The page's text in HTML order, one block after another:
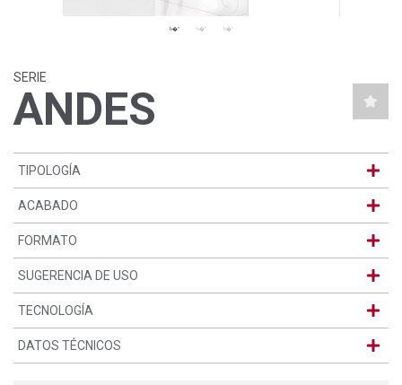
SERIE
ANDES
TIPOLOGÍA
ACABADO
FORMATO
SUGERENCIA DE USO
TECNOLOGÍA
DATOS TÉCNICOS